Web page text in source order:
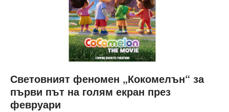
Световният феномен „Кокомелън“ за
първи път на голям екран през
февруари